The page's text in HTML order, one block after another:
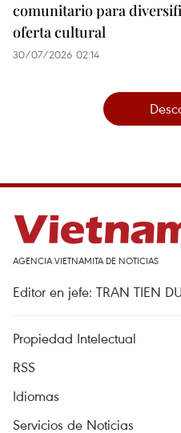
comunitario para
oferta cultural
30/07/2026 02:14
AGENCIA VIETNAMITA DE NOTICIAS
Editor en jefe: TRAN TIEN
Propiedad Intelectual
RSS
Idiomas
Servicios de Noticias